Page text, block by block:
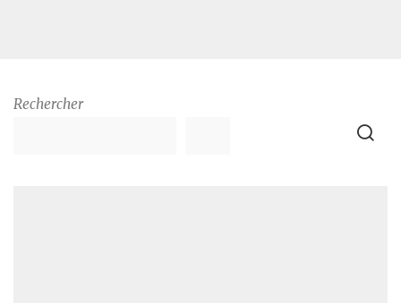
Rechercher